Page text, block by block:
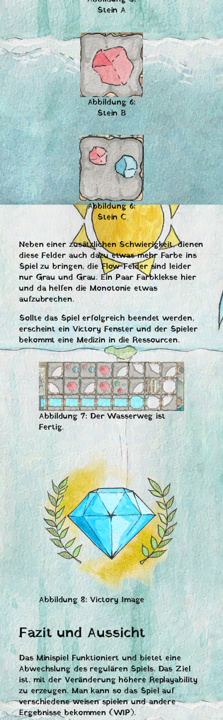
Stein A
Abbildung 6:
Stein B
Abbildung 6:
Stein C
Neben einer zusätzlichen Schwierigkeit, dienen
diese Felder auch dazu etwas mehr Farbe ins
Spiel zu bringen, die Flow-Felder sind leider
nur Grau und Grau. Ein Paar Farbklekse hier
und da helfen die Monotonie etwas
aufzubrechen.
Sollte das Spiel erfolgreich beendet werden,
erscheint ein Victory Fenster und der Spieler
bekommt eine Medizin in die Ressourcen.
Abbildung 7: Der Wasserweg ist
Fertig.
Abbildung 8: Victory Image
Fazit und Aussicht
Das Minispiel Funktioniert und bietet eine
Abwechslung des regulären Spiels. Das Ziel
ist, mit der Veränderung höhere Replayability
zu erzeugen. Man kann so das Spiel auf
verschiedene weisen spielen und andere
Ergebnisse bekommen (WIP).